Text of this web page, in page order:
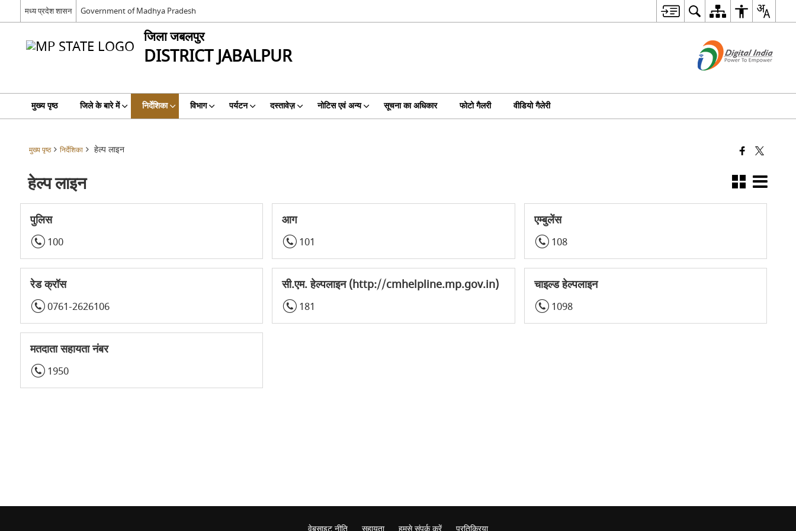
मध्य प्रदेश शासन Government of Madhya Pradesh
जिला जबलपुर
DISTRICT JABALPUR
मुख्य पृष्ठ जिले के बारे में निर्देशिका विभाग पर्यटन दस्तावेज़ नोटिस एवं अन्य सूचना का अधिकार फोटो गैलरी वीडियो गैलेरी
मुख्य पृष्ठ निर्देशिका हेल्प लाइन
हेल्प लाइन
पुलिस
100
आग
101
एम्बुलेंस
108
रेड क्रॉस
0761-2626106
सी.एम. हेल्पलाइन (http://cmhelpline.mp.gov.in)
181
चाइल्ड हेल्पलाइन
1098
मतदाता सहायता नंबर
1950